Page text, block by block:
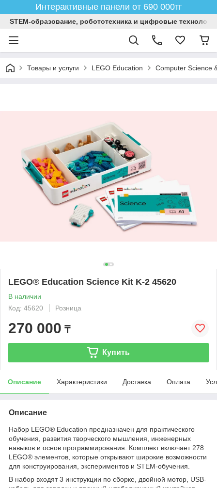
Интерактивные панели от 690 000тг
STEM-образование, робототехника и цифровые
Товары и услуги LEGO Education Computer Science
LEGO® Education Science Kit K-2 45620
В наличии
Код: 45620
Розница
270 000 ₸
Купить
Описание Характеристики Доставка Оплата
Описание
Набор LEGO® Education предназначен для практического
обучения, развития творческого мышления, инженерных
навыков и основ программирования. Комплект включает 278
LEGO® элементов, которые открывают широкие возможности
для конструирования, экспериментов и STEM-обучения.
В набор входят 3 инструкции по сборке, двойной мотор, USB-